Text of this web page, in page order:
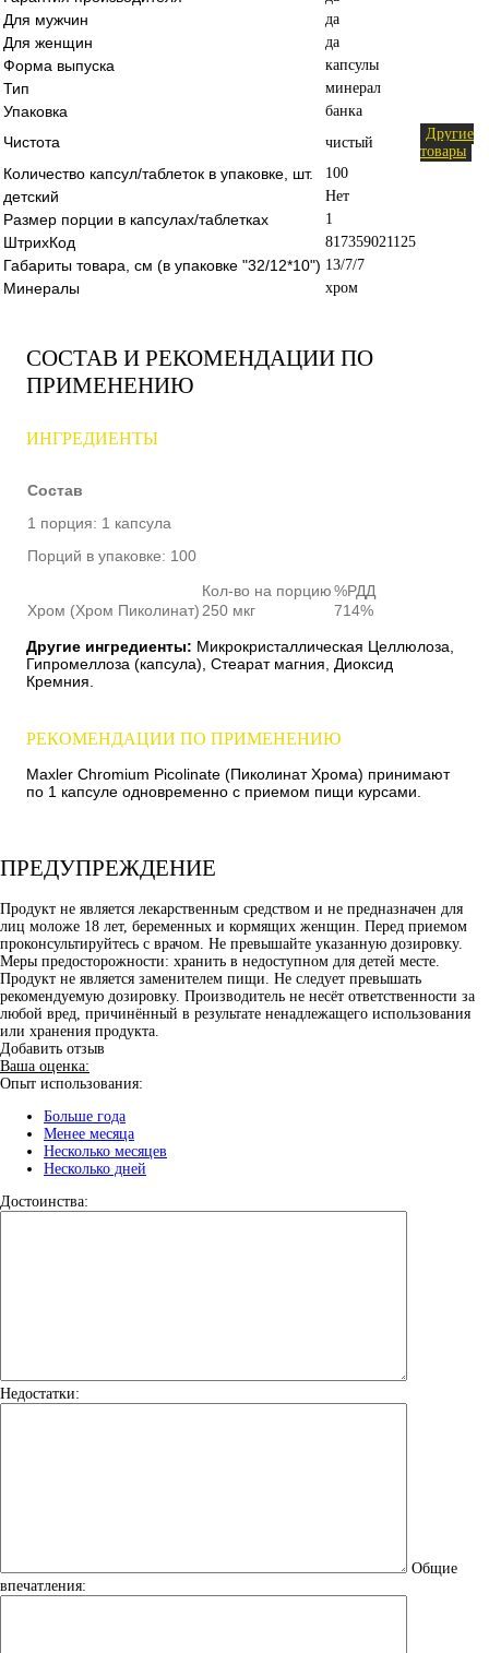
Для мужчин да
Для женщин да
Форма выпуска капсулы
Тип минерал
Упаковка банка
Чистота чистый
Другие
товары
Количество капсул/таблеток в упаковке, шт. 100
детский Нет
Размер порции в капсулах/таблетках 1
ШтрихКод 817359021125
Габариты товара, см (в упаковке "32/12*10") 13/7/7
Минералы хром
СОСТАВ И РЕКОМЕНДАЦИИ ПО
ПРИМЕНЕНИЮ
ИНГРЕДИЕНТЫ
Состав
1 порция: 1 капсула
Порций в упаковке: 100
Кол-во на порцию%РДД
Хром (Хром Пиколинат) 250 мкг 714%
Другие ингредиенты: Микрокристаллическая Целлюлоза,
Гипромеллоза (капсула), Стеарат магния, Диоксид
Кремния.
РЕКОМЕНДАЦИИ ПО ПРИМЕНЕНИЮ
Maxler Chromium Picolinate (Пиколинат Хрома) принимают
по 1 капсуле одновременно с приемом пищи курсами.
ПРЕДУПРЕЖДЕНИЕ
Продукт не является лекарственным средством и не предназначен для
лиц моложе 18 лет, беременных и кормящих женщин. Перед приемом
проконсультируйтесь с врачом. Не превышайте указанную дозировку.
Меры предосторожности: хранить в недоступном для детей месте.
Продукт не является заменителем пищи. Не следует превышать
рекомендуемую дозировку. Производитель не несёт ответственности за
любой вред, причинённый в результате ненадлежащего использования
или хранения продукта.
Добавить отзыв
Ваша оценка:
Опыт использования:
Больше года
Менее месяца
Несколько месяцев
Несколько дней
Достоинства:
Недостатки:
Общие
впечатления: